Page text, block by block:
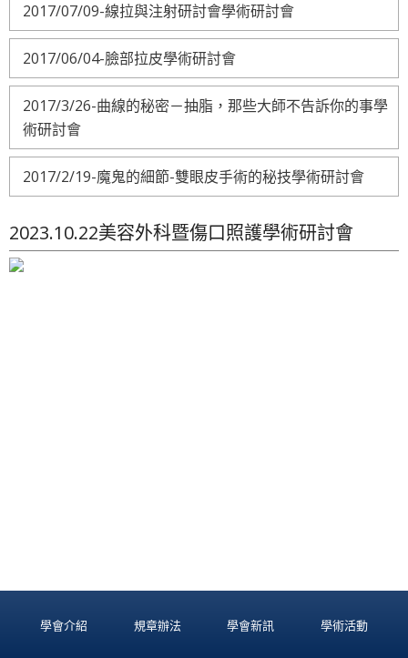
2017/07/09-線拉與注射研討會學術研討會
2017/06/04-臉部拉皮學術研討會
2017/3/26-曲線的秘密－抽脂，那些大師不告訴你的事學
術研討會
2017/2/19-魔鬼的細節-雙眼皮手術的秘技學術研討會
2023.10.22美容外科暨傷口照護學術研討會
學會介紹 規章辦法 學會新訊 學術活動